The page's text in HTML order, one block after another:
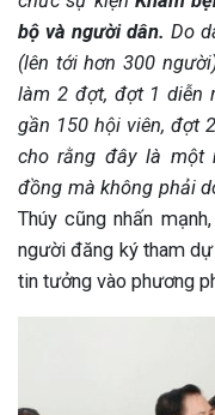
bộ và người dân. Do
(lên tới hơn 300
làm 2 đợt, đợt 1 diễn
gần 150 hội viên, đợt
cho rằng đây là một
đồng mà không phải
Thúy cũng nhấn
người đăng ký tham
tin tưởng vào phương